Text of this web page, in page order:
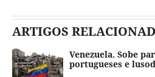
ARTIGOS
Venezuela. Sobe
portugueses e